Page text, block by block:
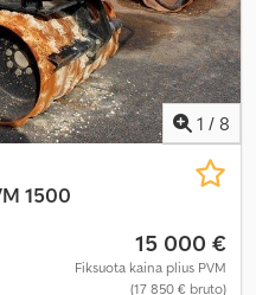
1 / 8
1500
15 000 €
Fiksuota kaina plius PVM
(17 850 € bruto)